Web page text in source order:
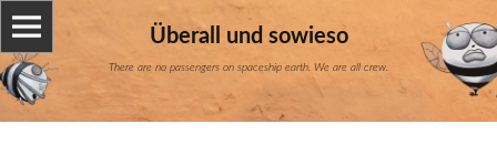
Überall und sowieso
There are no passengers on spaceship earth. We are all crew.